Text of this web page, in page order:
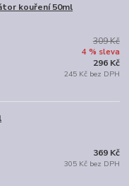
kouření 50ml
309 Kč
4 % sleva
296 Kč
245 Kč bez DPH
369 Kč
305 Kč bez DPH